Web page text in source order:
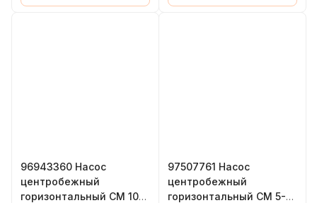
96943360 Насос
центробежный
горизонтальный CM 10-
97507761 Насос
центробежный
горизонтальный CM 5-6,